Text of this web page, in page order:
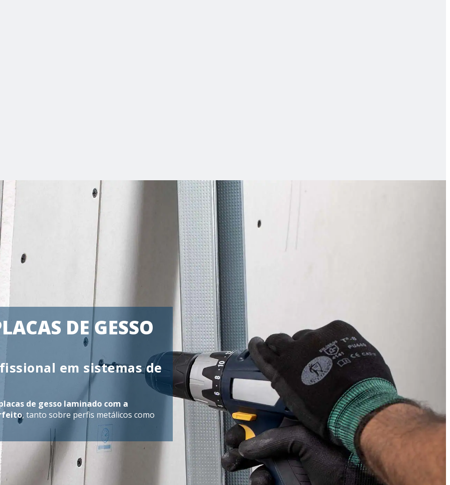
DE GESSO
em sistemas de
de gesso laminado com a
, tanto sobre perfis metálicos como